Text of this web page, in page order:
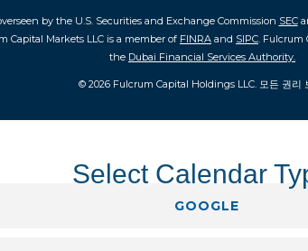
by the U.S. Securities and Exchange Commission SEC
Capital Markets LLC is a member of FINRA and SIPC. Fulcrum
the Dubai Financial Services Authority.
© 2026 Fulcrum Capital Holdings LLC. 모든 권리
Select Calendar
GOOGLE